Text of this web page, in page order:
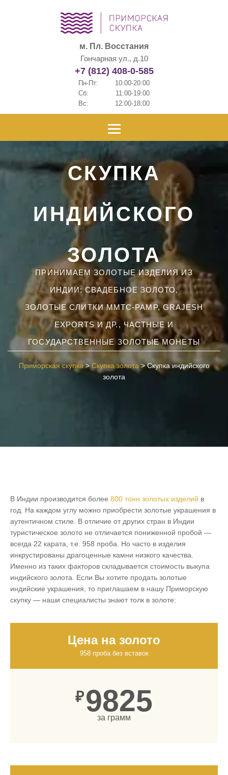
м. Пл. Восстания
Гончарная ул., д.10
+7 (812) 408-0-585
Пн-Пт:
10:00-20:00
Сб:
11:00-19:00
Вс:
12:00-18:00
СКУПКА
ИНДИЙСКОГО
ЗОЛОТА
ПРИНИМАЕМ ЗОЛОТЫЕ ИЗДЕЛИЯ ИЗ
ИНДИИ: СВАДЕБНОЕ ЗОЛОТО,
ЗОЛОТЫЕ СЛИТКИ MMTC-PAMP, GRAJESH
EXPORTS И ДР., ЧАСТНЫЕ И
ГОСУДАРСТВЕННЫЕ ЗОЛОТЫЕ МОНЕТЫ
Приморская скупка>Скупка золота>Скупка индийского
золота
В Индии производится более 800 тонн золотых изделий в
год. На каждом углу можно приобрести золотые украшения в
аутентичном стиле. В отличие от других стран в Индии
туристическое золото не отличается пониженной пробой —
всегда 22 карата, т.е. 958 проба. Но часто в изделия
инкрустированы драгоценные камни низкого качества.
Именно из таких факторов складывается стоимость выкупа
индийского золота. Если Вы хотите продать золотые
индийские украшения, то приглашаем в нашу Приморскую
скупку — наши специалисты знают толк в золоте:
Цена на золото
958 проба без вставок
₽9825
за грамм